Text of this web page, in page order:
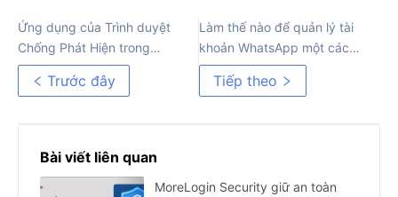
Ứng dụng của Trình duyệt
Chống Phát Hiện trong
Thương mại Điện tử Xuyên
Biên giớiTrước đây
Làm thế nào để quản lý tài
khoản WhatsApp một cách
an toàn trên nhiều thiết bị?
Tiếp theo
Bài viết liên quan
MoreLogin Security giữ an toàn